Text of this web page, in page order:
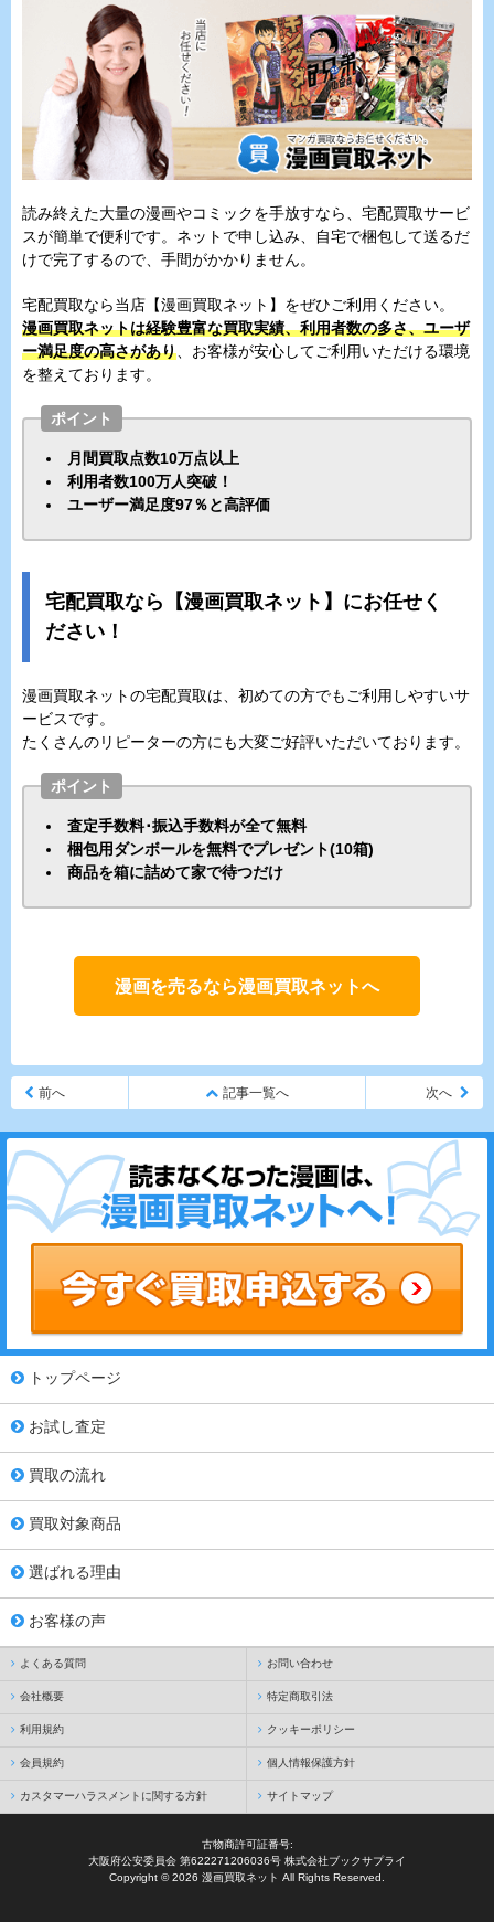
読み終えた大量の漫画やコミックを手放すなら、宅配買取サービ
スが簡単で便利です。ネットで申し込み、自宅で梱包して送るだ
けで完了するので、手間がかかりません。
宅配買取なら当店【漫画買取ネット】をぜひご利用ください。
漫画買取ネットは経験豊富な買取実績、利用者数の多さ、ユーザ
ー満足度の高さがあり 、お客様が安心してご利用いただける環境
を整えております。
ポイント
月間買取点数10万点以上
利用者数100万人突破！
ユーザー満足度97％と高評価
宅配買取なら【漫画買取ネット】にお任せく
ださい！
漫画買取ネットの宅配買取は、初めての方でもご利用しやすいサ
ービスです。
たくさんのリピーターの方にも大変ご好評いただいております。
ポイント
査定手数料･振込手数料が全て無料
梱包用ダンボールを無料でプレゼント(10箱)
商品を箱に詰めて家で待つだけ
漫画を売るなら漫画買取ネットへ
前へ 記事一覧へ 次へ
トップページ
お試し査定
買取の流れ
買取対象商品
選ばれる理由
お客様の声
よくある質問 お問い合わせ
会社概要 特定商取引法
利用規約 クッキーポリシー
会員規約 個人情報保護方針
カスタマーハラスメントに関する方針 サイトマップ
古物商許可証番号:
大阪府公安委員会 第622271206036号 株式会社ブックサプライ
Copyright © 2026 漫画買取ネット All Rights Reserved.